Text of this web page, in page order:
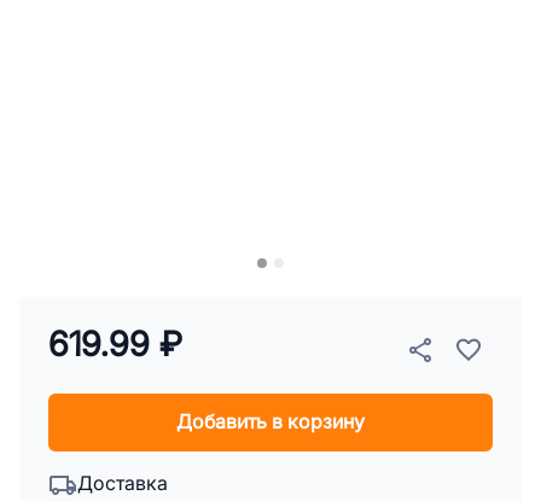
619.99 ₽
Добавить в корзину
Доставка